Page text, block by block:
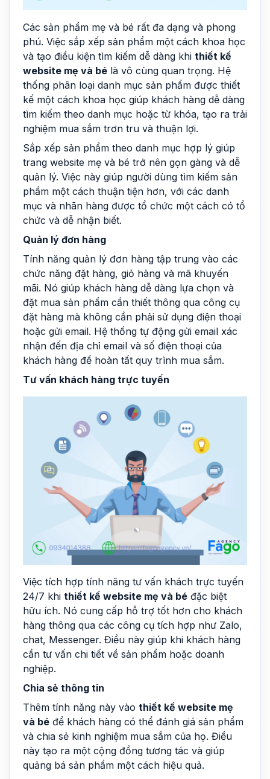
Các sản phẩm mẹ và bé rất đa dạng và phong
phú. Việc sắp xếp sản phẩm một cách khoa học
và tạo điều kiện tìm kiếm dễ dàng khi thiết kế
website mẹ và bé là vô cùng quan trọng. Hệ
thống phân loại danh mục sản phẩm được thiết
kế một cách khoa học giúp khách hàng dễ dàng
tìm kiếm theo danh mục hoặc từ khóa, tạo ra trải
nghiệm mua sắm trơn tru và thuận lợi.
Sắp xếp sản phẩm theo danh mục hợp lý giúp
trang website mẹ và bé trở nên gọn gàng và dễ
quản lý. Việc này giúp người dùng tìm kiếm sản
phẩm một cách thuận tiện hơn, với các danh
mục và nhãn hàng được tổ chức một cách có tổ
chức và dễ nhận biết.
Quản lý đơn hàng
Tính năng quản lý đơn hàng tập trung vào các
chức năng đặt hàng, giỏ hàng và mã khuyến
mãi. Nó giúp khách hàng dễ dàng lựa chọn và
đặt mua sản phẩm cần thiết thông qua công cụ
đặt hàng mà không cần phải sử dụng điện thoại
hoặc gửi email. Hệ thống tự động gửi email xác
nhận đến địa chỉ email và số điện thoại của
khách hàng để hoàn tất quy trình mua sắm.
Tư vấn khách hàng trực tuyến
Việc tích hợp tính năng tư vấn khách trực tuyến
24/7 khi thiết kế website mẹ và bé đặc biệt
hữu ích. Nó cung cấp hỗ trợ tốt hơn cho khách
hàng thông qua các công cụ tích hợp như Zalo,
chat, Messenger. Điều này giúp khi khách hàng
cần tư vấn chi tiết về sản phẩm hoặc doanh
nghiệp.
Chia sẻ thông tin
Thêm tính năng này vào thiết kế website mẹ
và bé để khách hàng có thể đánh giá sản phẩm
và chia sẻ kinh nghiệm mua sắm của họ. Điều
này tạo ra một cộng đồng tương tác và giúp
quảng bá sản phẩm một cách hiệu quả.